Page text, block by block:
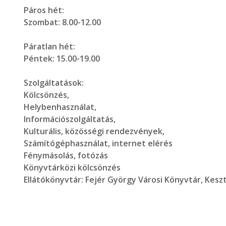
Páros hét:
Szombat: 8.00-12.00
Páratlan hét:
Péntek: 15.00-19.00
Szolgáltatások:
Kölcsönzés,
Helybenhasználat,
Információszolgáltatás,
Kulturális, közösségi rendezvények,
Számítógéphasználat, internet elérés
Fénymásolás, fotózás
Könyvtárközi kölcsönzés
Ellátókönyvtár: Fejér György Városi Könyvtár,